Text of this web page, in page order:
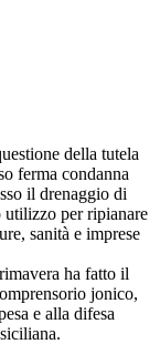
della tutela
ferma condanna
il drenaggio di
utilizzo per ripianare
sanità e imprese
ha fatto il
jonico,
e alla difesa